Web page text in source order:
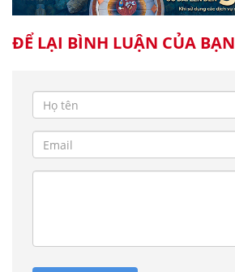
ĐỂ LẠI BÌNH LUẬN CỦA BẠN